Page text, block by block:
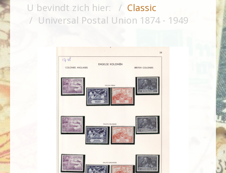
U bevindt zich hier:
Classic
Universal Postal Union 1874 - 1949